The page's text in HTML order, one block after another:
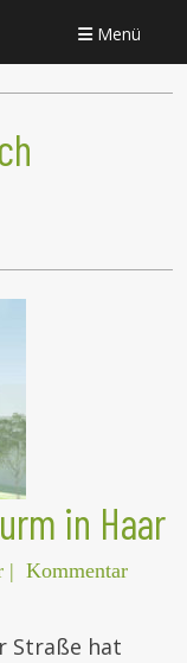
Menü
in Haar
| Kommentar
Straße hat